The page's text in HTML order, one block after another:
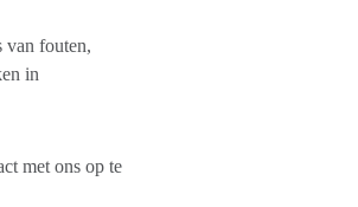
van fouten,
in
met ons op te